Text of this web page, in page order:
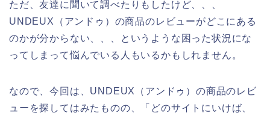
ただ、友達に聞いて調べたりもしたけど、、、
UNDEUX（アンドゥ）の商品のレビューがどこにある
のかが分からない、、、というような困った状況にな
ってしまって悩んでいる人もいるかもしれません。
なので、今回は、UNDEUX（アンドゥ）の商品のレビ
ューを探してはみたものの、「どのサイトにいけば、